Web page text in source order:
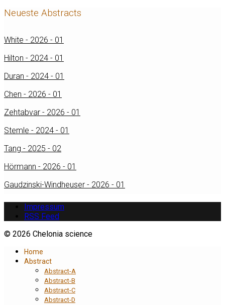
Neueste Abstracts
White - 2026 - 01
Hilton - 2024 - 01
Duran - 2024 - 01
Chen - 2026 - 01
Zehtabvar - 2026 - 01
Stemle - 2024 - 01
Tang - 2025 - 02
Hörmann - 2026 - 01
Gaudzinski-Windheuser - 2026 - 01
Impressum
RSS Feed
© 2026 Chelonia science
Home
Abstract
Abstract-A
Abstract-B
Abstract-C
Abstract-D